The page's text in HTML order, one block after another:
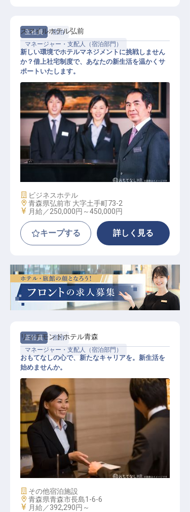
正社員
宿泊
マネージャー・支配人（宿泊部門）
ホテル副支配人・マネージャー候補
スマイルホテル弘前
新しい環境でホテルマネジメントに挑戦しません
か？借上社宅制度で、あなたの新生活を温かくサ
ポートいたします。
施設業態
ビジネスホテル
勤務地
青森県弘前市 大字土手町73-2
給与
月給／250,000円～450,000円
キープする 詳しく見る
正社員
宿泊
マネージャー・支配人（宿泊部門）
宿泊支配人
リッチモンドホテル青森
おもてなしの心で、新たなキャリアを。新生活を
始めませんか。
施設業態
その他宿泊施設
勤務地
青森県青森市長島1-6-6
給与
月給／392,290円～